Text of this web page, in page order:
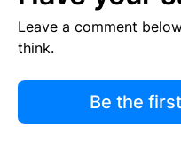
Leave a comment
think.
Be the